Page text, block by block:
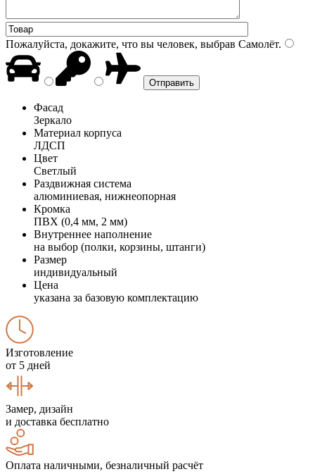
Пожалуйста, докажите, что вы человек, выбрав Самолёт.
Фасад
Зеркало
Материал корпуса
ЛДСП
Цвет
Светлый
Раздвижная система
алюминиевая, нижнеопорная
Кромка
ПВХ (0,4 мм, 2 мм)
Внутреннее наполнение
на выбор (полки, корзины, штанги)
Размер
индивидуальный
Цена
указана за базовую комплектацию
Изготовление
от 5 дней
Замер, дизайн
и доставка бесплатно
Оплата наличными, безналичный расчёт